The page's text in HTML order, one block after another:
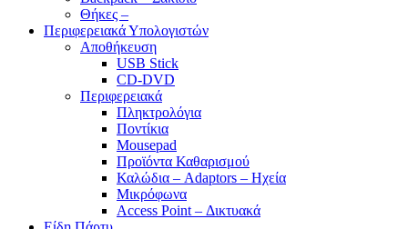
Θήκες –
Περιφερειακά Υπολογιστών
Αποθήκευση
USB Stick
CD-DVD
Περιφερειακά
Πληκτρολόγια
Ποντίκια
Mousepad
Προϊόντα Καθαρισμού
Καλώδια – Adaptors – Ηχεία
Μικρόφωνα
Access Point – Δικτυακά